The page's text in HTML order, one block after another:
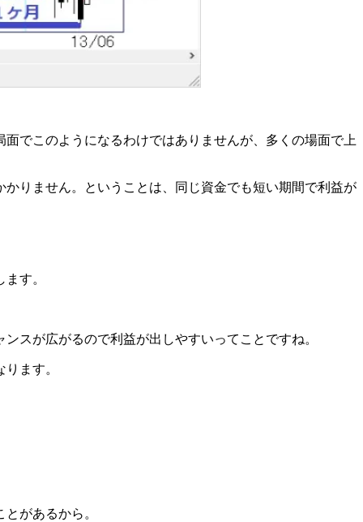
でこのようになるわけではありませんが、多くの場面で上
りません。ということは、同じ資金でも短い期間で利益が
す。
スが広がるので利益が出しやすいってことですね。
ます。
があるから。